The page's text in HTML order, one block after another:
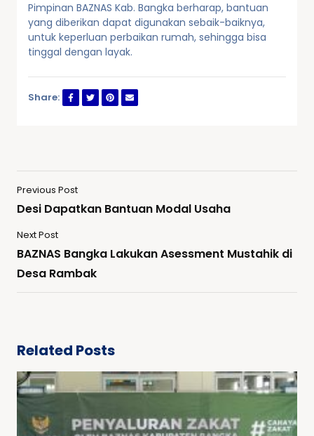
Pimpinan BAZNAS Kab. Bangka berharap, bantuan
yang diberikan dapat digunakan sebaik-baiknya,
untuk keperluan perbaikan rumah, sehingga bisa
tinggal dengan layak.
Share:
Previous Post
Desi Dapatkan Bantuan Modal Usaha
Next Post
BAZNAS Bangka Lakukan Asessment Mustahik di
Desa Rambak
Related Posts